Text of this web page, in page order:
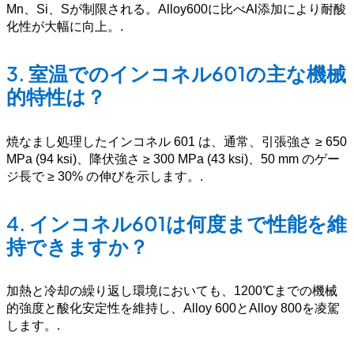
Mn、Si、Sが制限される。Alloy600に比べAl添加により耐酸
化性が大幅に向上。 .
3. 室温でのインコネル601の主な機械
的特性は？
焼なまし処理したインコネル 601 は、通常、引張強さ ≥ 650
MPa (94 ksi)、降伏強さ ≥ 300 MPa (43 ksi)、50 mm のゲー
ジ長で ≥ 30% の伸びを示します。 .
4. インコネル601は何度まで性能を維
持できますか？
加熱と冷却の繰り返し環境においても、1200℃までの機械
的強度と酸化安定性を維持し、Alloy 600とAlloy 800を凌駕
します。 .